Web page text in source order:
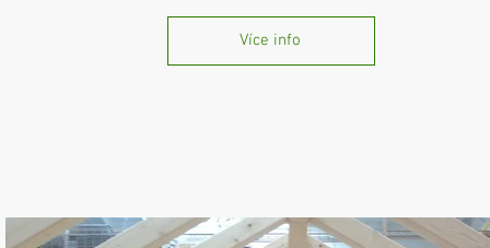
Více info